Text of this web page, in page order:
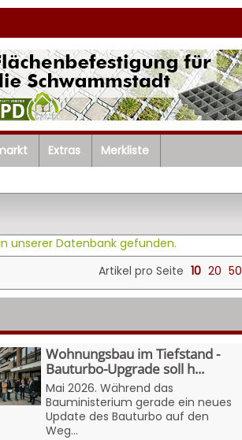
Extras
Merkliste
unserer Datenbank gefunden.
Artikel pro Seite 10 20 50
Wohnungsbau im Tiefstand -
Bauturbo-Upgrade soll h...
Mai 2026. Während das
Bauministerium gerade ein neues
Update des Bauturbo auf den
Weg...